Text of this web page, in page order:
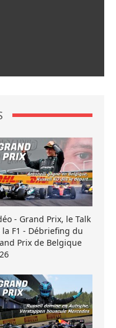
- Grand Prix, le Talk
la F1 - Débriefing du
Prix de Belgique